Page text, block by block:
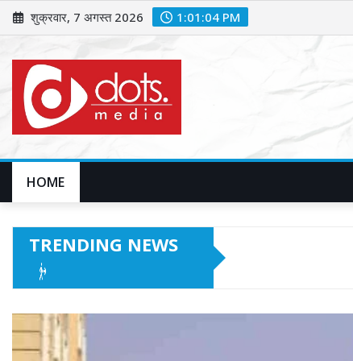
Skip
to
शुक्रवार, 7 अगस्त 2026 1:01:06 PM
HOME
TRENDING NEWS